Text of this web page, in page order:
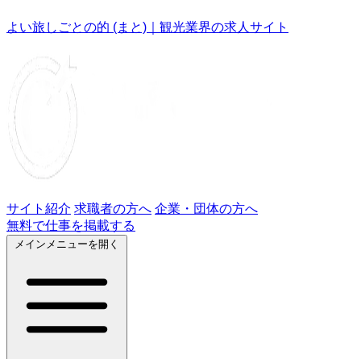
よい旅しごとの的 (まと)｜観光業界の求人サイト
サイト紹介 求職者の方へ 企業・団体の方へ
無料で仕事を掲載する
メインメニューを開く